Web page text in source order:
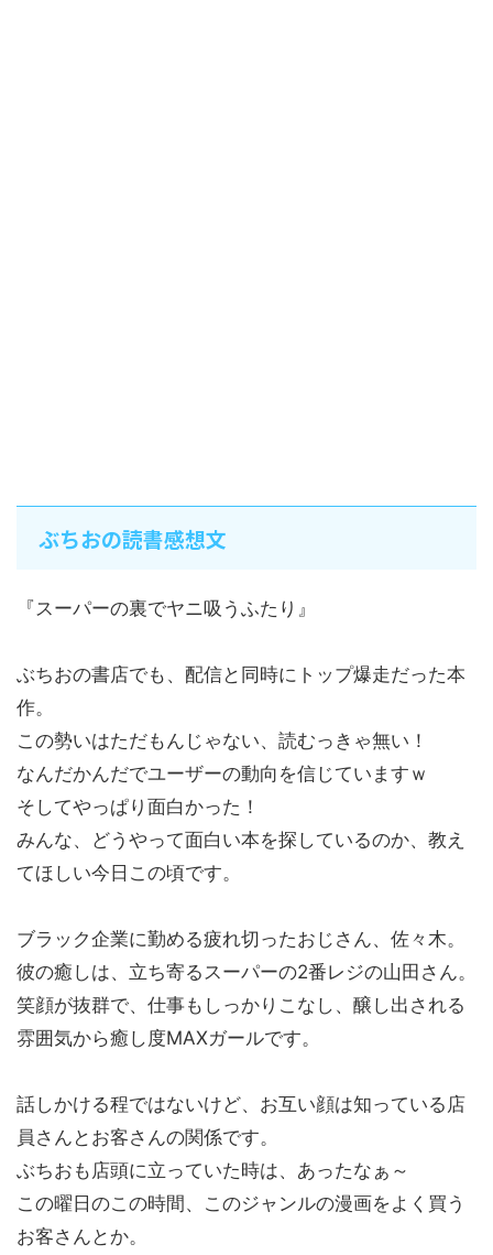
ぶちおの読書感想文
『スーパーの裏でヤニ吸うふたり』
ぶちおの書店でも、配信と同時にトップ爆走だった本
作。
この勢いはただもんじゃない、読むっきゃ無い！
なんだかんだでユーザーの動向を信じていますｗ
そしてやっぱり面白かった！
みんな、どうやって面白い本を探しているのか、教え
てほしい今日この頃です。
ブラック企業に勤める疲れ切ったおじさん、佐々木。
彼の癒しは、立ち寄るスーパーの2番レジの山田さん。
笑顔が抜群で、仕事もしっかりこなし、醸し出される
雰囲気から癒し度MAXガールです。
話しかける程ではないけど、お互い顔は知っている店
員さんとお客さんの関係です。
ぶちおも店頭に立っていた時は、あったなぁ～
この曜日のこの時間、このジャンルの漫画をよく買う
お客さんとか。